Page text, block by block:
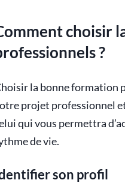
choisir
?
la bonne formation
projet professionnel
qui vous permettra
de vie.
son profil